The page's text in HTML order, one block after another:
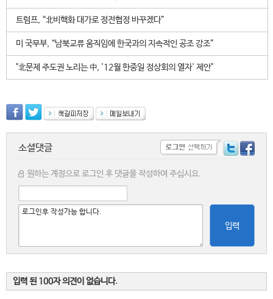
트럼프, “北비핵화 대가로 정전협정 바꾸겠다”
미 국무부, “남북교류 움직임에 한국과의 지속적인 공조 강조”
"北문제 주도권 노리는 中, '12월 한중일 정상회의 열자' 제안"
소셜댓글
원하는 계정으로 로그인 후 댓글을 작성하여 주십시요.
입력
입력 된 100자 의견이 없습니다.